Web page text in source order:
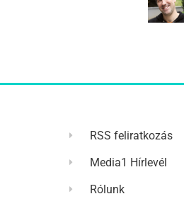
RSS feliratkozás
Media1 Hírlevél
Rólunk